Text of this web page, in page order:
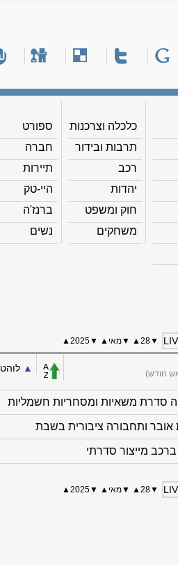
כלכלה וצרכנות
תרבות ובידור
רכב
יהדות
חוק ומשפט
משחקים
ספורט
חברה
תיירות
היי-טק
ברנז'ה
נשים
▼
28
▲
▼מאי ▲
▼
2025
▲
חודש) ▲︎ לוהט
סדרת משאיות ומסחריות חשמליות
ותחבורה ציבורית בשבת
מייצור סדרתי
▼
28
▲
▼מאי ▲
▼
2025
▲